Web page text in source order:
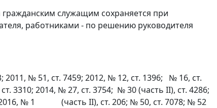
служащим сохраняется при
работниками - по решению руководителя
№ 51, ст. 7459; 2012, № 12, ст. 1396; № 16, ст.
3310; 2014, № 27, ст. 3754; № 30 (часть II), ст. 4286;
2016, № 1 (часть II), ст. 206; № 50, ст. 7078; № 52